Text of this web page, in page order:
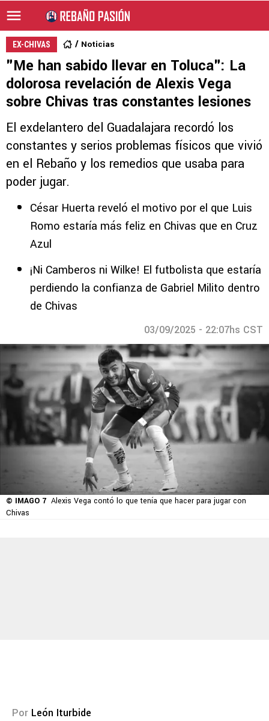
EX-CHIVAS Noticias
"Me han sabido llevar en Toluca": La
dolorosa revelación de Alexis Vega
sobre Chivas tras constantes lesiones
El exdelantero del Guadalajara recordó los
constantes y serios problemas físicos que vivió
en el Rebaño y los remedios que usaba para
poder jugar.
César Huerta reveló el motivo por el que Luis
Romo estaría más feliz en Chivas que en Cruz
Azul
¡Ni Camberos ni Wilke! El futbolista que estaría
perdiendo la confianza de Gabriel Milito dentro
de Chivas
03/09/2025 - 22:07hs CST
© IMAGO 7 Alexis Vega contó lo que tenía que hacer para jugar con
Chivas
Por León Iturbide